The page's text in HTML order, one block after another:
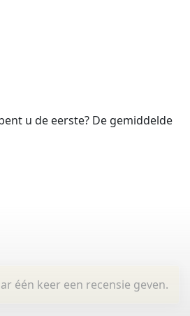
u de eerste? De gemiddelde
één keer een recensie geven.